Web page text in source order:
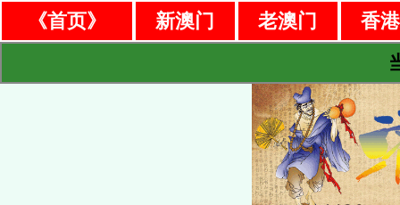
《首页》 新澳门 老澳门
香